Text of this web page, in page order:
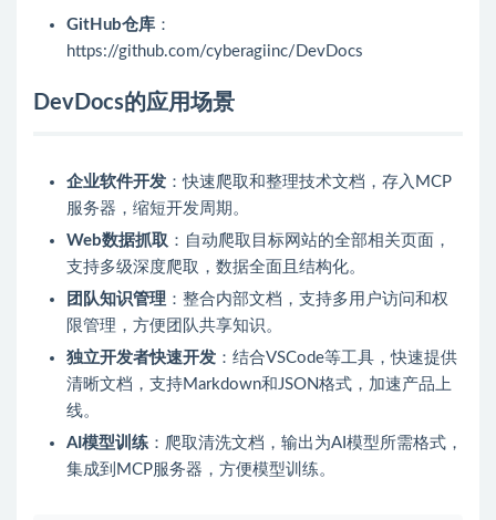
GitHub仓库 ：
https://github.com/cyberagiinc/DevDocs
DevDocs的应用场景
企业软件开发 ：快速爬取和整理技术文档，存入MCP
服务器，缩短开发周期。
Web数据抓取 ：自动爬取目标网站的全部相关页面，
支持多级深度爬取，数据全面且结构化。
团队知识管理 ：整合内部文档，支持多用户访问和权
限管理，方便团队共享知识。
独立开发者快速开发 ：结合VSCode等工具，快速提供
清晰文档，支持Markdown和JSON格式，加速产品上
线。
AI模型训练 ：爬取清洗文档，输出为AI模型所需格式，
集成到MCP服务器，方便模型训练。